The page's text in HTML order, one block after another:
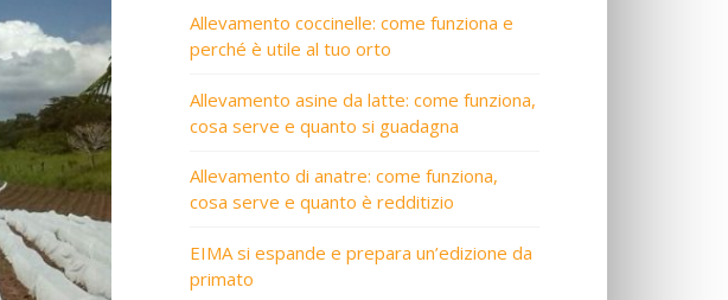
Allevamento coccinelle: come funziona e
perché è utile al tuo orto
Allevamento asine da latte: come funziona,
cosa serve e quanto si guadagna
Allevamento di anatre: come funziona,
cosa serve e quanto è redditizio
EIMA si espande e prepara un’edizione da
primato